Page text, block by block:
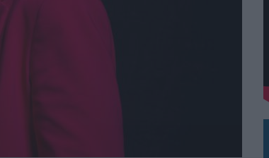
CAMPAÑA GLOBAL DE MARCA
FÚTBOL